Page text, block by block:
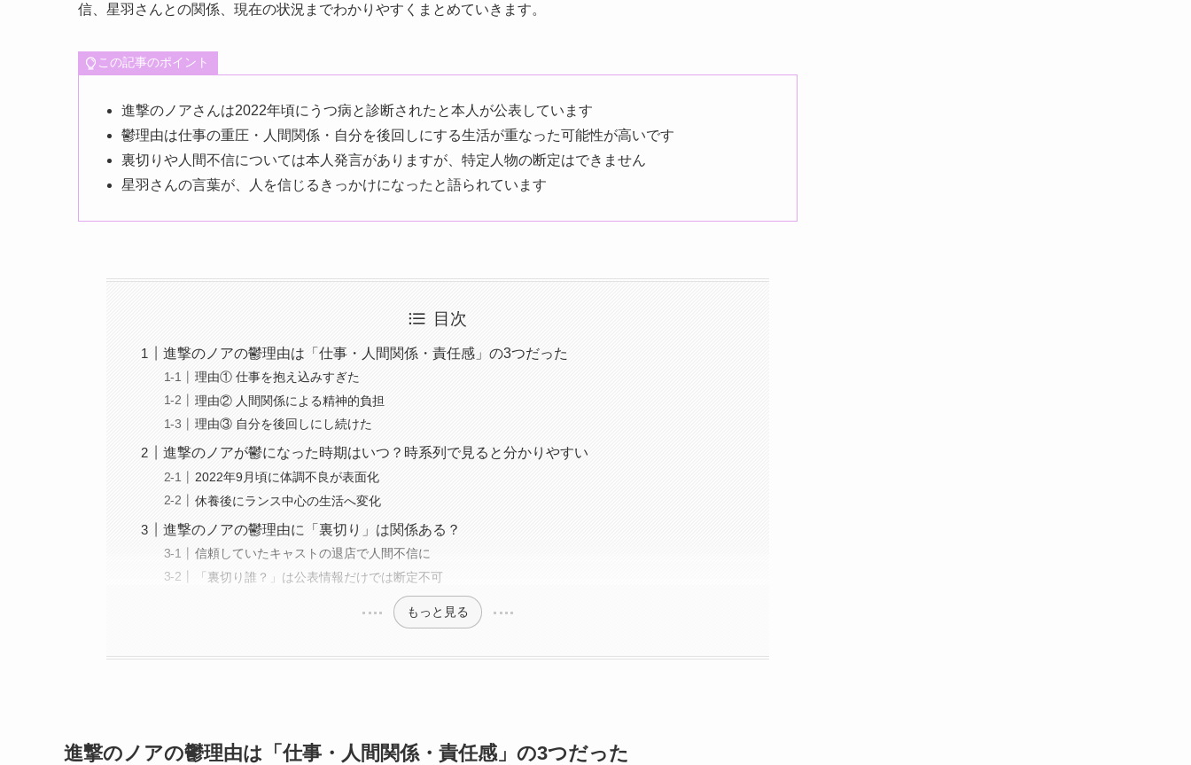
信、星羽さんとの関係、現在の状況までわかりやすくまとめていきます。
この記事のポイント
進撃のノアさんは2022年頃にうつ病と診断されたと本人が公表しています
鬱理由は仕事の重圧・人間関係・自分を後回しにする生活が重なった可能性が高いです
裏切りや人間不信については本人発言がありますが、特定人物の断定はできません
星羽さんの言葉が、人を信じるきっかけになったと語られています
目次
進撃のノアの鬱理由は「仕事・人間関係・責任感」の3つだった
理由① 仕事を抱え込みすぎた
理由② 人間関係による精神的負担
理由③ 自分を後回しにし続けた
進撃のノアが鬱になった時期はいつ？時系列で見ると分かりやすい
2022年9月頃に体調不良が表面化
休養後にランス中心の生活へ変化
進撃のノアの鬱理由に「裏切り」は関係ある？
信頼していたキャストの退店で人間不信に
「裏切り誰？」は公表情報だけでは断定不可
もっと見る
進撃のノアの鬱理由は「仕事・人間関係・責任感」の3つだった